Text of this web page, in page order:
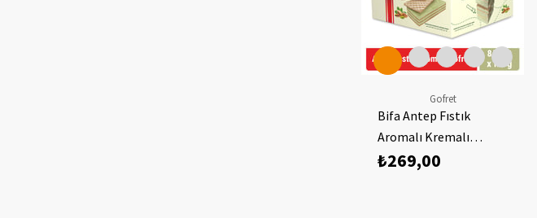
Gofret
Bifa Antep Fıstık
Aromalı Kremalı
Gofret 1000 gr
₺269,00